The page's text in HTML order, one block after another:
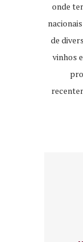
onde
de
vinhos